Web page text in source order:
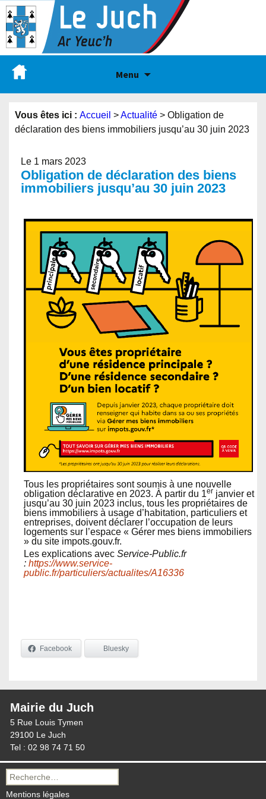
Menu
Vous êtes ici : Accueil >Actualité > Obligation de
déclaration des biens immobiliers jusqu’au 30 juin 2023
Le 1 mars 2023
Obligation de déclaration des biens
immobiliers jusqu’au 30 juin 2023
Tous les propriétaires sont soumis à une nouvelle
obligation déclarative en 2023. À partir du 1er janvier et
jusqu’au 30 juin 2023 inclus, tous les propriétaires de
biens immobiliers à usage d’habitation, particuliers et
entreprises, doivent déclarer l’occupation de leurs
logements sur l’espace « Gérer mes biens immobiliers
» du site impots.gouv.fr.
Les explications avec Service-Public.fr
: https://www.service-
public.fr/particuliers/actualites/A16336
Facebook Bluesky
Mairie du Juch
5 Rue Louis Tymen
29100 Le Juch
Tel : 02 98 74 71 50
Recherche
pour :
Mentions légales